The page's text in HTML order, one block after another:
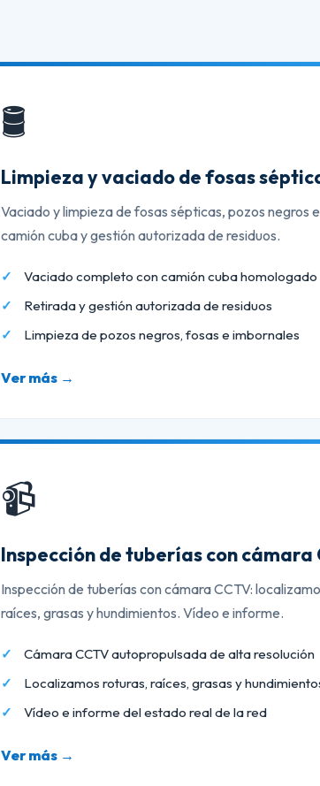
🛢️
Limpieza y vaciado de fosas
Vaciado y limpieza de fosas sépticas, pozos negros
camión cuba y gestión autorizada de residuos.
Vaciado completo con camión cuba homologado
Retirada y gestión autorizada de residuos
Limpieza de pozos negros, fosas e imbornales
Ver más →
📹
Inspección de tuberías con cámara
Inspección de tuberías con cámara CCTV:
raíces, grasas y hundimientos. Vídeo e informe.
Cámara CCTV autopropulsada de alta resolución
Localizamos roturas, raíces, grasas y
Vídeo e informe del estado real de la red
Ver más →